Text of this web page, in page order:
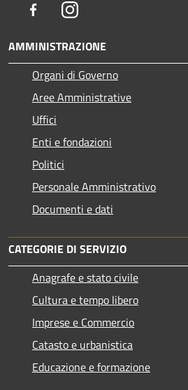
FacebookInstagram
AMMINISTRAZIONE
Organi di Governo
Aree Amministrative
Uffici
Enti e fondazioni
Politici
Personale Amministrativo
Documenti e dati
CATEGORIE DI SERVIZIO
Anagrafe e stato civile
Cultura e tempo libero
Imprese e Commercio
Catasto e urbanistica
Educazione e formazione